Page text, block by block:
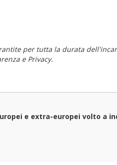
per tutta la durata
e Privacy.
e extra-europei volto a